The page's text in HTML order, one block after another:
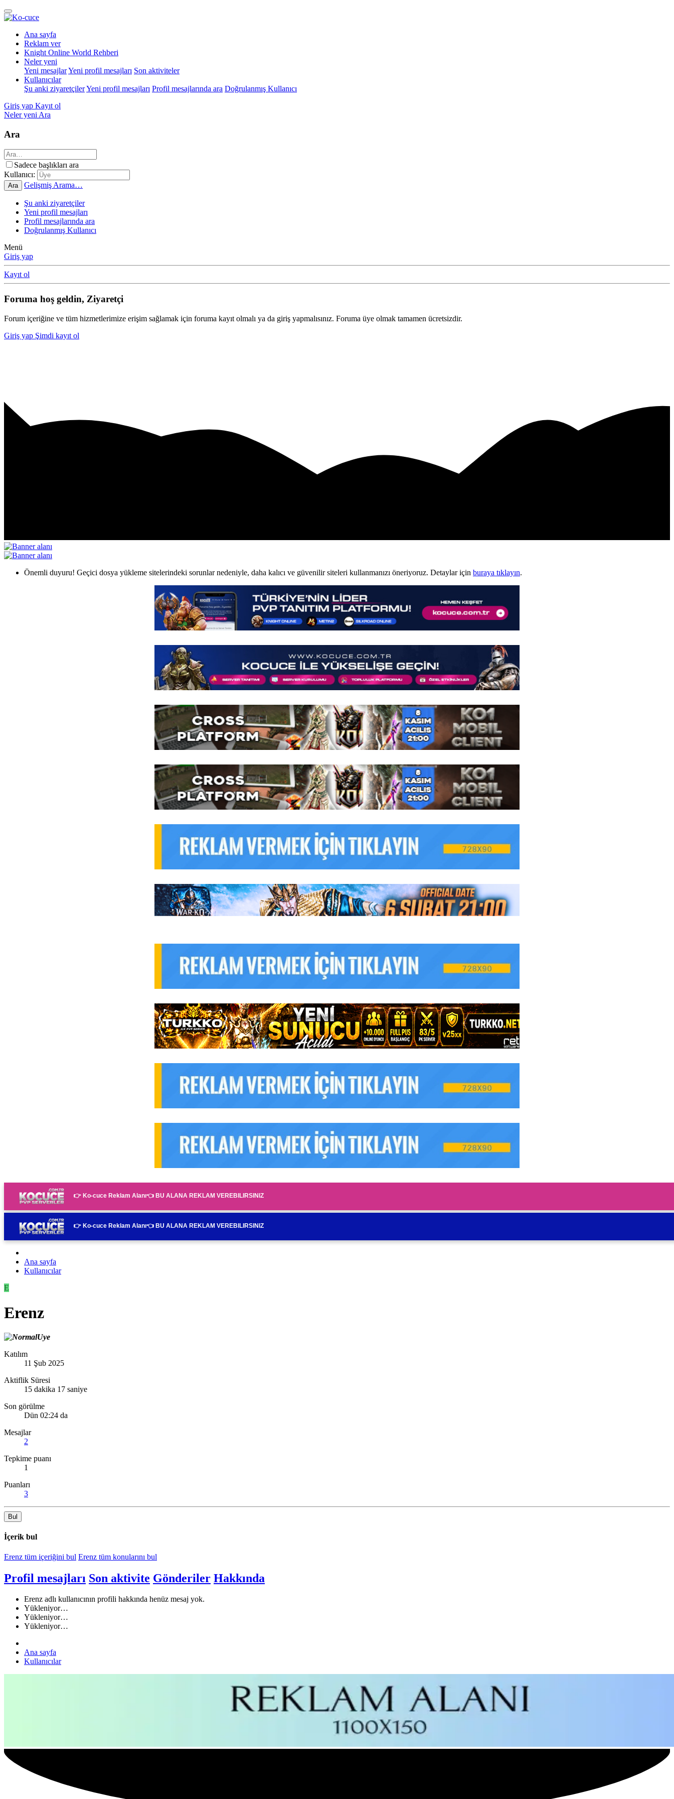
Ana sayfa
Reklam ver
Knight Online World Rehberi
Neler yeni
Yeni mesajlarYeni profil mesajları Son aktiviteler
Kullanıcılar
Şu anki ziyaretçilerYeni profil mesajları Profil mesajlarında ara Doğrulanmış Kullanıcı
Giriş yap Kayıt ol
Neler yeni Ara
Ara
Sadece başlıkları ara
Kullanıcı:
Ara Gelişmiş Arama…
Şu anki ziyaretçiler
Yeni profil mesajları
Profil mesajlarında ara
Doğrulanmış Kullanıcı
Menü
Giriş yap
Kayıt ol
Foruma hoş geldin, Ziyaretçi
Forum içeriğine ve tüm hizmetlerimize erişim sağlamak için foruma kayıt olmalı ya da giriş yapmalısınız. Foruma üye olmak tamamen ücretsizdir.
Giriş yap Şimdi kayıt ol
Önemli duyuru! Geçici dosya yükleme sitelerindeki sorunlar nedeniyle, daha kalıcı ve güvenilir siteleri kullanmanızı öneriyoruz. Detaylar için buraya tıklayın.
👉 Ko-cuce Reklam Alanı👈 BU ALANA REKLAM VEREBILIRSINIZ
👉 Ko-cuce Reklam Alanı👈 BU ALANA REKLAM VEREBILIRSINIZ
Ana sayfa
Kullanıcılar
E
Erenz
Katılım
11 Şub 2025
Aktiflik Süresi
15 dakika 17 saniye
Son görülme
Dün 02:24 da
Mesajlar
2
Tepkime puanı
1
Puanları
3
Bul
İçerik bul
Erenz tüm içeriğini bul Erenz tüm konularını bul
Profil mesajları Son aktivite Gönderiler Hakkında
Erenz adlı kullanıcının profili hakkında henüz mesaj yok.
Yükleniyor…
Yükleniyor…
Yükleniyor…
Ana sayfa
Kullanıcılar